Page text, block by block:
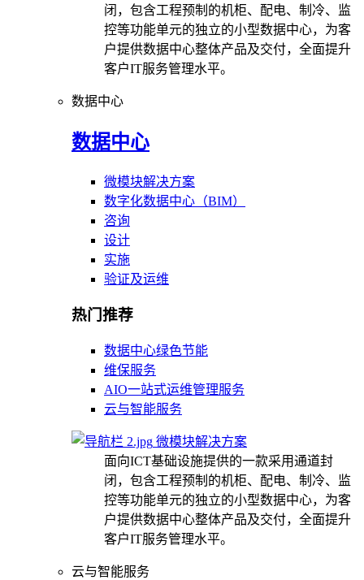
闭，包含工程预制的机柜、配电、制冷、监
控等功能单元的独立的小型数据中心，为客
户提供数据中心整体产品及交付，全面提升
客户IT服务管理水平。
数据中心
数据中心
微模块解决方案
数字化数据中心（BIM）
咨询
设计
实施
验证及运维
热门推荐
数据中心绿色节能
维保服务
AIO一站式运维管理服务
云与智能服务
微模块解决方案
面向ICT基础设施提供的一款采用通道封
闭，包含工程预制的机柜、配电、制冷、监
控等功能单元的独立的小型数据中心，为客
户提供数据中心整体产品及交付，全面提升
客户IT服务管理水平。
云与智能服务